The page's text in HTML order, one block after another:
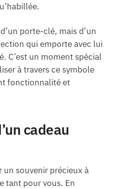
porte-clé, mais d’un
qui emporte avec lui
C’est un moment spécial
à travers ce symbole
fonctionnalité et
cadeau
un souvenir précieux à
tant pour vous. En